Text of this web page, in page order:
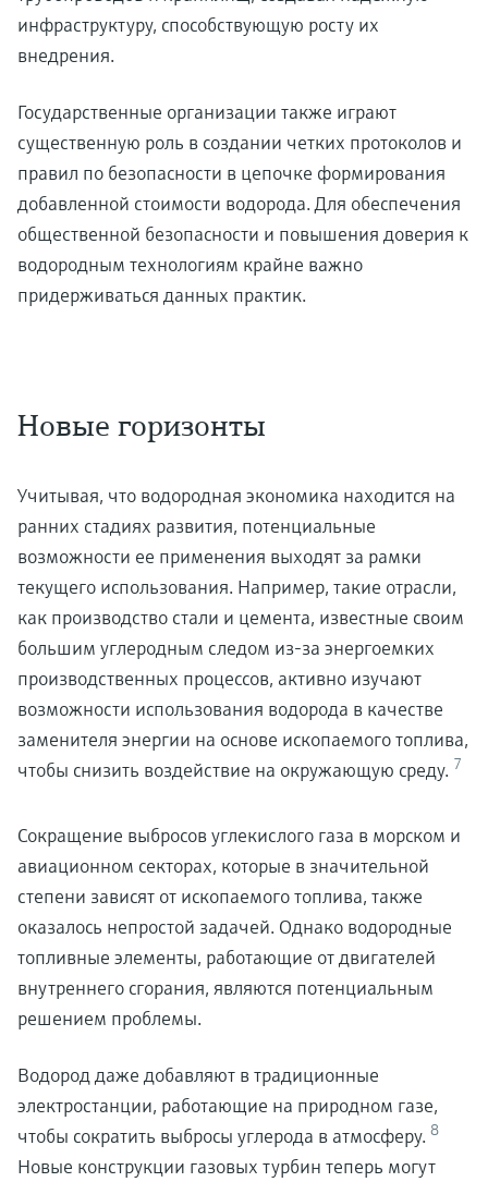
инфраструктуру, способствующую росту их
внедрения.
Государственные организации также играют
существенную роль в создании четких протоколов и
правил по безопасности в цепочке формирования
добавленной стоимости водорода. Для обеспечения
общественной безопасности и повышения доверия к
водородным технологиям крайне важно
придерживаться данных практик.
Новые горизонты
Учитывая, что водородная экономика находится на
ранних стадиях развития, потенциальные
возможности ее применения выходят за рамки
текущего использования. Например, такие отрасли,
как производство стали и цемента, известные своим
большим углеродным следом из-за энергоемких
производственных процессов, активно изучают
возможности использования водорода в качестве
заменителя энергии на основе ископаемого топлива,
чтобы снизить воздействие на окружающую среду. 7
Сокращение выбросов углекислого газа в морском и
авиационном секторах, которые в значительной
степени зависят от ископаемого топлива, также
оказалось непростой задачей. Однако водородные
топливные элементы, работающие от двигателей
внутреннего сгорания, являются потенциальным
решением проблемы.
Водород даже добавляют в традиционные
электростанции, работающие на природном газе,
чтобы сократить выбросы углерода в атмосферу. 8
Новые конструкции газовых турбин теперь могут